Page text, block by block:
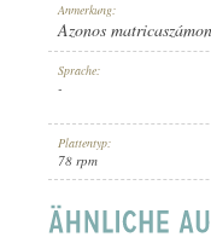
INTERPRET:A MAGYAR POSTA-
Anmerkung:
Azonos
Sprache:
-
Plattentyp:
78 rpm